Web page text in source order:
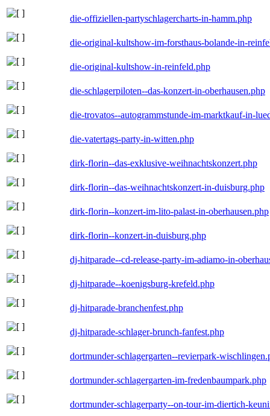
die-offiziellen-partyschlagercharts-in-hamm.php
die-original-kultshow-im-forsthaus-bolande-in-
die-original-kultshow-in-reinfeld.php
die-schlagerpiloten--das-konzert-in-oberhausen.php
die-trovatos--autogrammstunde-im-marktkauf-in-
die-vatertags-party-in-witten.php
dirk-florin--das-exklusive-weihnachtskonzert.php
dirk-florin--das-weihnachtskonzert-in-duisburg.php
dirk-florin--konzert-im-lito-palast-in-oberhausen.php
dirk-florin--konzert-in-duisburg.php
dj-hitparade--cd-release-party-im-adiamo-in-
dj-hitparade--koenigsburg-krefeld.php
dj-hitparade-branchenfest.php
dj-hitparade-schlager-brunch-fanfest.php
dortmunder-schlagergarten--revierpark-
dortmunder-schlagergarten-im-fredenbaumpark.php
dortmunder-schlagerparty--on-tour-im-diertich-